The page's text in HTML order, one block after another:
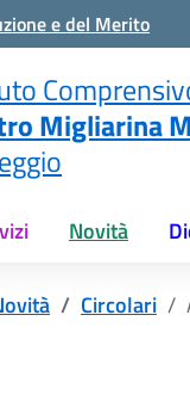
e del Merito
Migliarina
Novità
Circolari